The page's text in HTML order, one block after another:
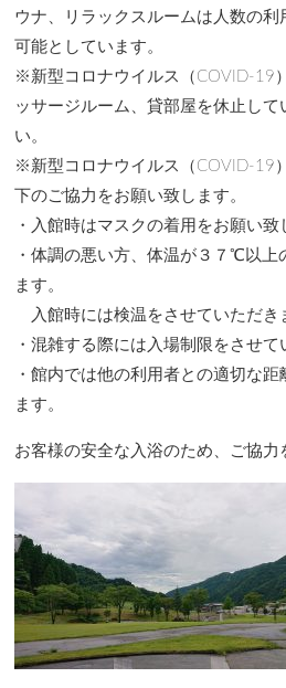
ウナ、リラックスルームは人数の利
可能としています。
※新型コロナウイルス（COVID-19
ッサージルーム、貸部屋を休止して
い。
※新型コロナウイルス（COVID-19
下のご協力をお願い致します。
・入館時はマスクの着用をお願い致
・体調の悪い方、体温が３７℃以上
ます。
入館時には検温をさせていただき
・混雑する際には入場制限をさせて
・館内では他の利用者との適切な
ます。
お客様の安全な入浴のため、ご協力